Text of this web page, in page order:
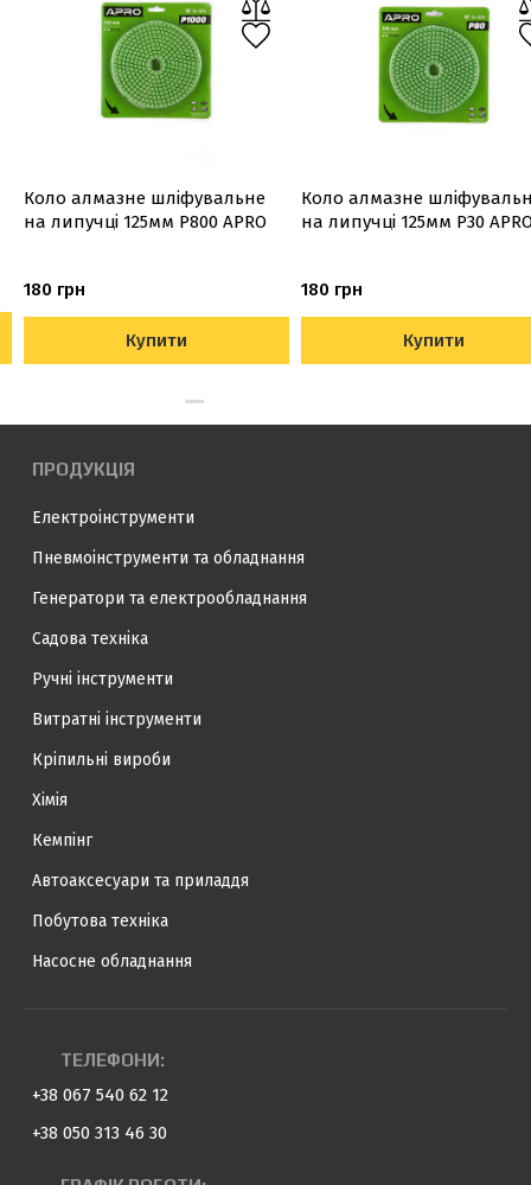
Коло алмазне шліфувальне
на липучці 125мм Р800 APRO
180 грн
Купити
Коло алмазне
на липучці 125мм Р30
180 грн
Купити
ПРОДУКЦІЯ
Електроінструменти
Пневмоінструменти та обладнання
Генератори та електрообладнання
Садова техніка
Ручні інструменти
Витратні інструменти
Кріпильні вироби
Хімія
Кемпінг
Автоаксесуари та приладдя
Побутова техніка
Насосне обладнання
ТЕЛЕФОНИ:
+38 067 540 62 12
+38 050 313 46 30